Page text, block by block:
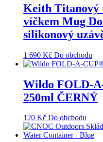
Keith Titanový
víčkem Mug
silikonový
1 690 Kč Do obchodu
Wildo FOLD-
250ml ČERNÝ
120 Kč Do obchodu